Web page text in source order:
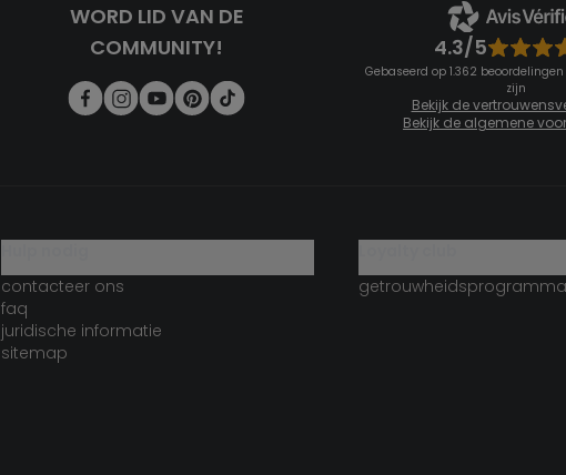
WORD LID VAN DE
COMMUNITY!
4.3/5
Gebaseerd op 1.362
zijn
Bekijk de
Bekijk de algemene
contacteer ons
faq
juridische informatie
sitemap
getrouwheidsprogramma